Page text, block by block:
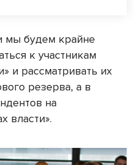
мы будем крайне
к участникам
и рассматривать их
резерва, а в
на
власти».